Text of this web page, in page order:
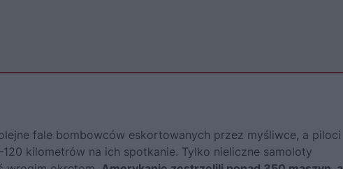
fale bombowców eskortowanych przez myśliwce, a piloci
kilometrów na ich spotkanie. Tylko nieliczne samoloty